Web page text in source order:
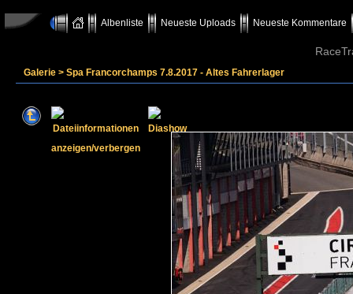
Albenliste Neueste Uploads Neueste Kommentare
Galerie > Spa Francorchamps 7.8.2017 - Altes Fahrerlager